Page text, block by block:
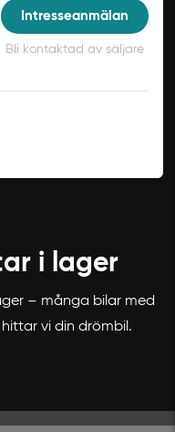
Intresseanmälan
Bli kontaktad av säljare
i lager
– många bilar med
vi din drömbil.